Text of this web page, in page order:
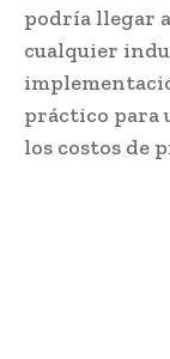
podría llegar
cualquier
práctico para
los costos de